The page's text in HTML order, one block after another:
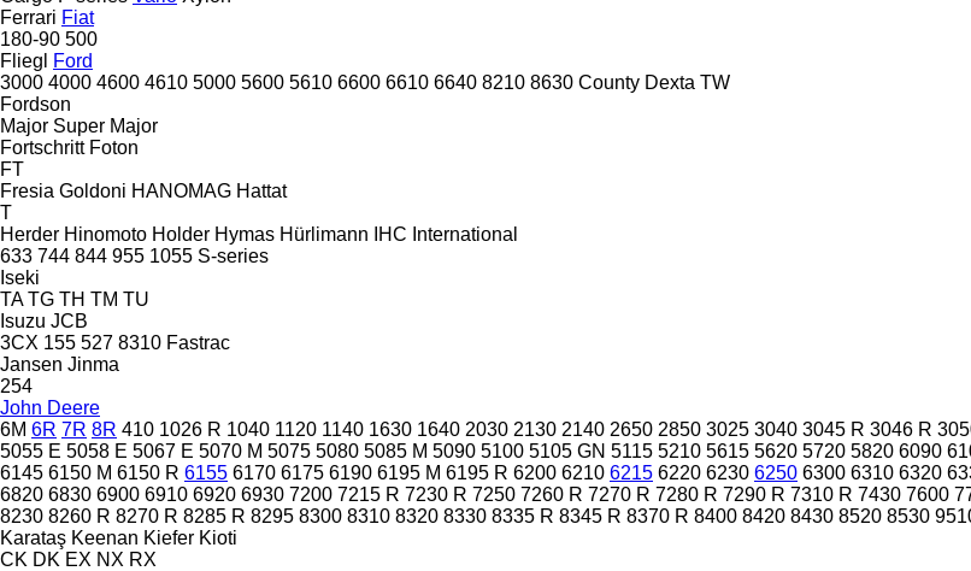
Ferrari Fiat
180-90 500
Fliegl
Ford
3000 4000 4600 4610 5000 5600 5610 6600 6610 6640 8210 8630 County Dexta TW
Fordson
Major Super Major
Fortschritt Foton
FT
Fresia Goldoni HANOMAG Hattat
T
Herder Hinomoto Holder Hymas Hürlimann IHC International
633 744 844 955 1055 S-series
Iseki
TA TG TH TM TU
Isuzu JCB
3CX 155 527 8310 Fastrac
Jansen Jinma
254
John Deere
6M 6R 7R 8R 410 1026 R 1040 1120 1140 1630 1640 2030 2130 2140 2650 2850 3025 3040 3045 R 3046 R
5055 E 5058 E 5067 E 5070 M 5075 5080 5085 M 5090 5100 5105 GN 5115 5210 5615 5620 5720 5820 6090
6145 6150 M 6150 R 6155 6170 6175 6190 6195 M 6195 R 6200 6210 6215 6220 6230 6250 6300 6310 6320
6820 6830 6900 6910 6920 6930 7200 7215 R 7230 R 7250 7260 R 7270 R 7280 R 7290 R 7310 R 7430 7600
8230 8260 R 8270 R 8285 R 8295 8300 8310 8320 8330 8335 R 8345 R 8370 R 8400 8420 8430 8520 8530
Karataş Keenan Kiefer Kioti
CK DK EX NX RX